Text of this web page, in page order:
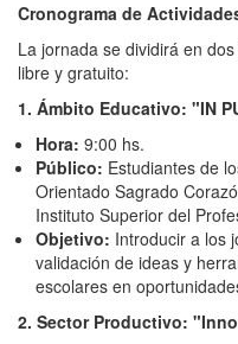
Cronograma de
La jornada se dividirá en
libre y gratuito:
1. Ámbito Educativo: "IN
Hora: 9:00 hs.
Público: Estudiantes de
Orientado Sagrado
Instituto Superior del
Objetivo: Introducir a los
validación de ideas y
escolares en
2. Sector Productivo: